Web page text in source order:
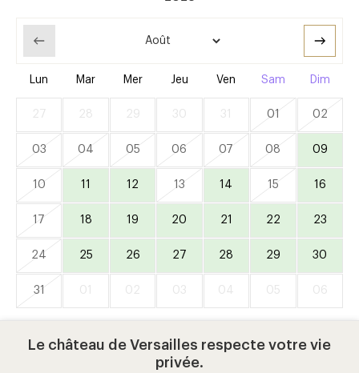
Lun Mar Mer Jeu Ven Sam Dim
27 28 29 30 31 01 02
03 04 05 06 07 08 09
10 11 12 13 14 15 16
17 18 19 20 21 22 23
24 25 26 27 28 29 30
31 01 02 03 04 05 06
Disponible ce jour Indisponible ce jour
Le château de Versailles respecte votre vie
privée.